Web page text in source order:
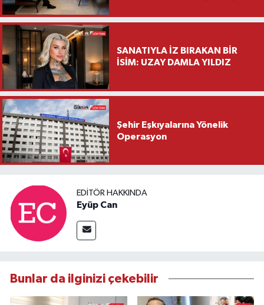
Ziyareti
SANATIYLA İZ BIRAKAN BİR
İSİM: UZAY DAMLA YILDIZ
Şehir Eşkıyalarına Yönelik
Operasyon
EDITÖR HAKKINDA
Eyüp Can
Bunlar da ilginizi çekebilir